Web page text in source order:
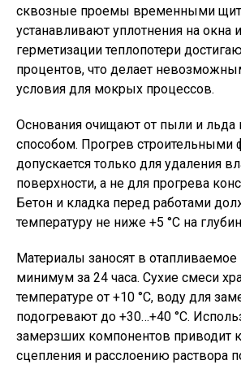
сквозные проемы временными
устанавливают уплотнения на окна
герметизации теплопотери
процентов, что делает
условия для мокрых процессов.
Основания очищают от пыли и льда
способом. Прогрев строительными
допускается только для удаления
поверхности, а не для прогрева
Бетон и кладка перед работами
температуру не ниже +5 °C на
Материалы заносят в
минимум за 24 часа. Сухие смеси
температуре от +10 °C, воду для
подогревают до +30…+40 °C.
замерзших компонентов приводит
сцепления и расслоению раствора